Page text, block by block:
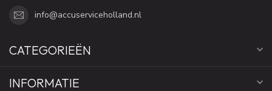
info@accuserviceholland.nl
CATEGORIEËN
INFORMATIE